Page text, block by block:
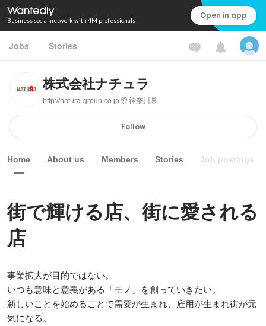
Business social network with 4M professionals Open in app
Jobs Stories
株式会社ナチュラ
http://natura-group.co.jp 神奈川県
Follow
Home About us Members Stories Job postings
街で輝ける店、街に愛される
店
事業拡大が目的ではない。
いつも意味と意義がある「モノ」を創っていきたい。
新しいことを始めることで需要が生まれ、雇用が生まれ街が元
気になる。